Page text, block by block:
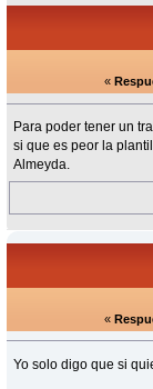
«
Para poder tener un
si que es peor la
Almeyda.
«
Yo solo digo que si